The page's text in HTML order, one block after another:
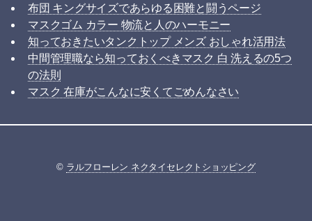
布団 キングサイズであらゆる困難と闘うページ
マスクゴム カラー 物流と人のハーモニー
知っておきたいタンクトップ メンズ おしゃれ活用法
中間管理職なら知っておくべきマスク 白 洗えるの5つ
の法則
マスク 在庫がこんなに安くてごめんなさい
© ラルフローレン ネクタイセレクトショッピング